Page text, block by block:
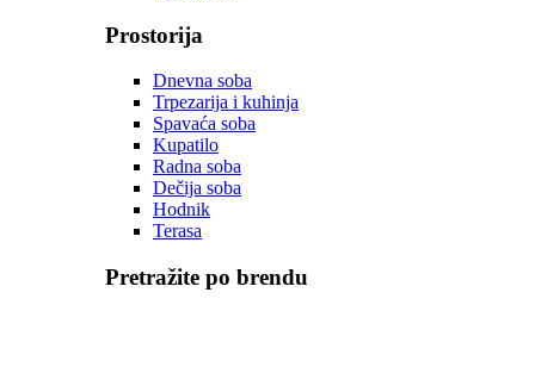
Prostorija
Dnevna soba
Trpezarija i kuhinja
Spavaća soba
Kupatilo
Radna soba
Dečija soba
Hodnik
Terasa
Pretražite po brendu